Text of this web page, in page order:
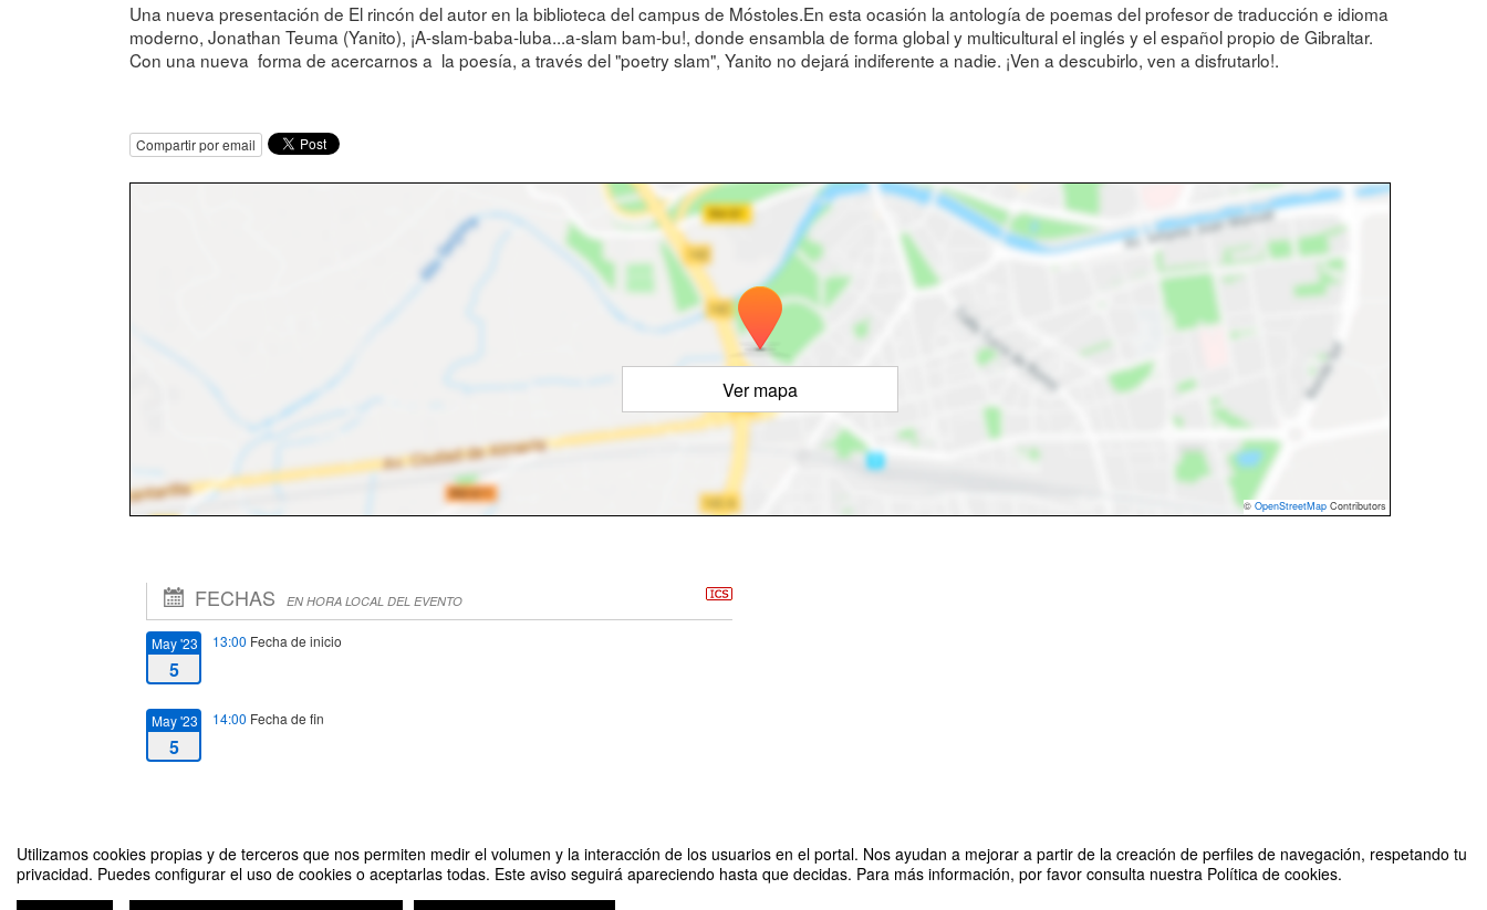
Utilizamos cookies propias y de terceros que nos permiten medir el volumen y la interacción de los usuarios en el portal. Nos ayudan a mejorar a partir de la creación de perfiles de navegación, respetando tu
privacidad. Puedes configurar el uso de cookies o aceptarlas todas. Este aviso seguirá apareciendo hasta que decidas. Para más información, por favor consulta nuestra Política de cookies.
Una nueva presentación de El rincón del autor en la biblioteca del campus de Móstoles.En esta ocasión la antología de poemas del profesor de traducción e idioma
moderno, Jonathan Teuma (Yanito), ¡A-slam-baba-luba...a-slam bam-bu!, donde ensambla de forma global y multicultural el inglés y el español propio de Gibraltar.
Con una nueva forma de acercarnos a la poesía, a través del "poetry slam", Yanito no dejará indiferente a nadie. ¡Ven a descubirlo, ven a disfrutarlo!.
Compartir por email
Ver mapa
© OpenStreetMap Contributors
FECHAS EN HORA LOCAL DEL EVENTO
May '23
5
13:00 Fecha de inicio
May '23
5
14:00 Fecha de fin
El rincón del autor